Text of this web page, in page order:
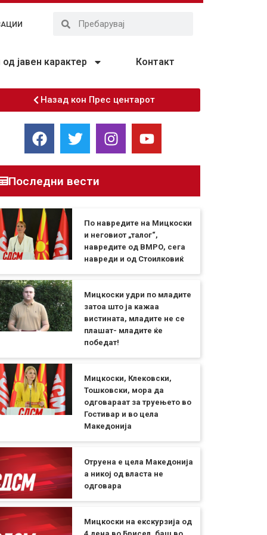
јавен карактер Контакт
Назад кон Прес центарот
Последни вести
По навредите на Мицкоски
и неговиот „талог“,
навредите од ВМРО, сега
навреди и од Стоилковиќ
Мицкоски удри по младите
затоа што ја кажаа
вистината, младите не се
плашат- младите ќе
победат!
Мицкоски, Клековски,
Тошковски, мора да
одговараат за труењето во
Гостивар и во цела
Македонија
Отруена е цела Македонија
а никој од власта не
одговара
Мицкоски на екскурзија од